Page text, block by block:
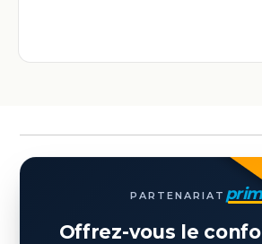
PARTENARIAT
Offrez-vous le